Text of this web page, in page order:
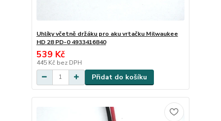
Uhlíky včetně držáku pro aku vrtačku Milwaukee
HD 28 PD-0 4933416840
539 Kč
445 Kč bez DPH
Přidat do košíku